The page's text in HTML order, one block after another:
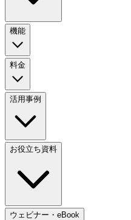
機能
料金
活用事例
お役立ち資料
ウェビナー・eBook